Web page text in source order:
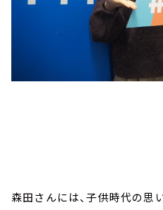
森田さんには、子供時代の